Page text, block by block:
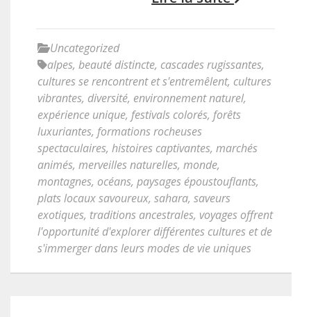
Uncategorized
alpes, beauté distincte, cascades rugissantes,
cultures se rencontrent et s'entremêlent, cultures
vibrantes, diversité, environnement naturel,
expérience unique, festivals colorés, forêts
luxuriantes, formations rocheuses
spectaculaires, histoires captivantes, marchés
animés, merveilles naturelles, monde,
montagnes, océans, paysages époustouflants,
plats locaux savoureux, sahara, saveurs
exotiques, traditions ancestrales, voyages offrent
l'opportunité d'explorer différentes cultures et de
s'immerger dans leurs modes de vie uniques